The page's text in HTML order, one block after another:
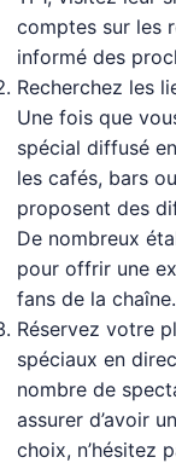
comptes sur les
informé des
Recherchez les
Une fois que
spécial diffusé
les cafés, bars
proposent des
De nombreux
pour offrir une
fans de la chaîne.
Réservez votre
spéciaux en
nombre de
assurer d’avoir
choix, n’hésitez